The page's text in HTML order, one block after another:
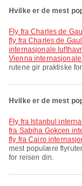
Hvilke er de mest
fly fra Charles de
fly fra Charles de
internasjonale
Vienna
rutene gir praktiske
Hvilke er de mest
fly fra Istanbul
fra Sabiha Gokcen
fly fra Cairo
mest populære
for reisen din.